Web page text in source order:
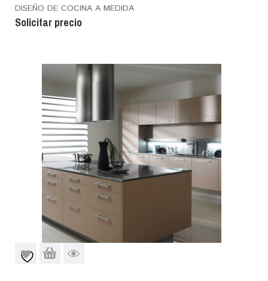
DISEÑO DE COCINA A MEDIDA
Solicitar precio